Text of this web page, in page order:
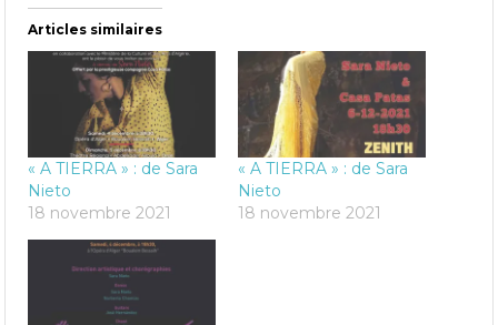
Articles similaires
« A TIERRA » : de Sara
Nieto
18 novembre 2021
« A TIERRA » : de Sara
Nieto
18 novembre 2021